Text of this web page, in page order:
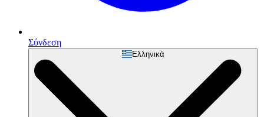
Σύνδεση
Ελληνικά